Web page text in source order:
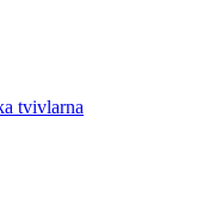
tvivlarna